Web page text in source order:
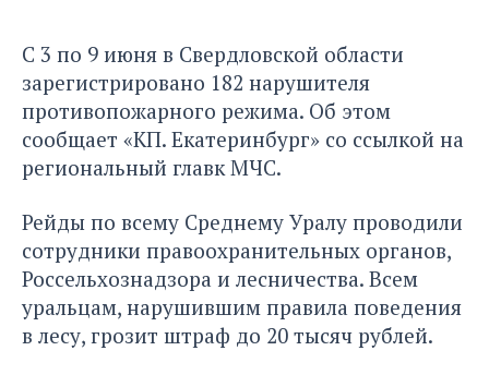
С 3 по 9 июня в Свердловской области
зарегистрировано 182 нарушителя
противопожарного режима. Об этом
сообщает «КП. Екатеринбург» со ссылкой на
региональный главк МЧС.
Рейды по всему Среднему Уралу проводили
сотрудники правоохранительных органов,
Россельхознадзора и лесничества. Всем
уральцам, нарушившим правила поведения
в лесу, грозит штраф до 20 тысяч рублей.